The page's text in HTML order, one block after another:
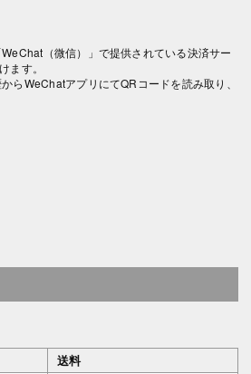
（微信）」で提供されている決済サー
ます。
らWeChatアプリにてQRコードを読み取り、
送料